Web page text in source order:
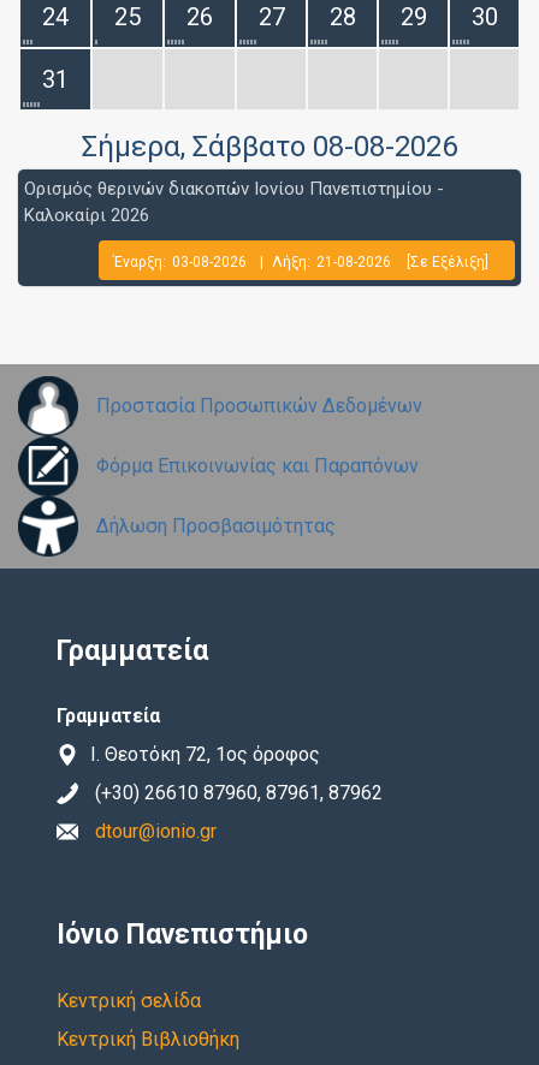
24 25 26 27 28 29 30
31
Σήμερα, Σάββατο 08-08-2026
Ορισμός θερινών διακοπών Ιονίου Πανεπιστημίου -
Καλοκαίρι 2026
Έναρξη: 03-08-2026 | Λήξη: 21-08-2026 [Σε Εξέλιξη]
Προστασία Προσωπικών Δεδομένων
Φόρμα Επικοινωνίας και Παραπόνων
Δήλωση Προσβασιμότητας
Γραμματεία
Γραμματεία
Ι. Θεοτόκη 72, 1ος όροφος
(+30) 26610 87960, 87961, 87962
dtour@ionio.gr
Ιόνιο Πανεπιστήμιο
Κεντρική σελίδα
Κεντρική Βιβλιοθήκη